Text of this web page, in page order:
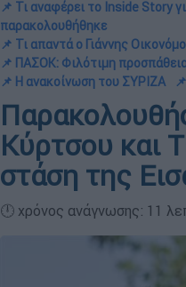
📌 Τι αναφέρει το Inside Story
παρακολουθήθηκε
📌 Τι απαντά ο Γιάννης
📌 ΠΑΣΟΚ: Φιλότιμη
📌 Η ανακοίνωση του ΣΥΡΙΖΑ
Κύρτσου και
στάση της
🕛 χρόνος ανάγνωσης: 11